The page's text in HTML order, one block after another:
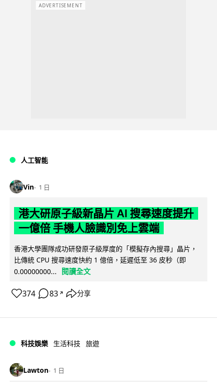
ADVERTISEMENT
人工智能
Vin 1 日
港大研原子級新晶片 AI 搜尋速度提升
一億倍 手機人臉識別免上雲端
香港大學團隊成功研發原子級厚度的「模擬存內搜尋」晶片，
比傳統 CPU 搜尋速度快約 1 億倍，延遲低至 36 皮秒（即
0.00000000...
閱讀全文
374 83 ↗ 分享
科技娛樂 生活科技 旅遊
Lawton 1 日